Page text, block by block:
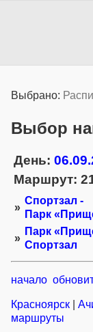
Выбрано:
Выбор
День:
Маршрут:
»
Спортзал -
Парк
»
Парк
Спортзал
начало
Красноярск
маршруты